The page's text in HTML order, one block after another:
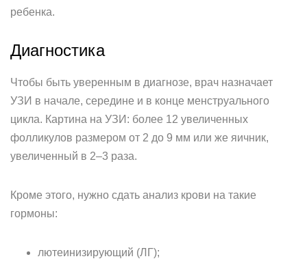
ребенка.
Диагностика
Чтобы быть уверенным в диагнозе, врач назначает
УЗИ в начале, середине и в конце менструального
цикла. Картина на УЗИ: более 12 увеличенных
фолликулов размером от 2 до 9 мм или же яичник,
увеличенный в 2–3 раза.
Кроме этого, нужно сдать анализ крови на такие
гормоны:
лютеинизирующий (ЛГ);